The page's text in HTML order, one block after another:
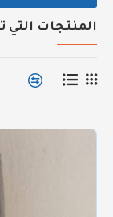
المنتجات التي